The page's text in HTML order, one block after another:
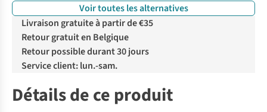
Voir toutes les alternatives
Livraison gratuite à partir de €35
Retour gratuit en Belgique
Retour possible durant 30 jours
Service client: lun.-sam.
Détails de ce produit